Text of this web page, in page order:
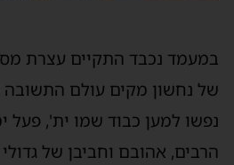
במעמד נכבד התקיים עצרת
של נחשון מקים עולם
נפשו למען כבוד שמו ית', פעל
הרבים, אהובם וחביבן של